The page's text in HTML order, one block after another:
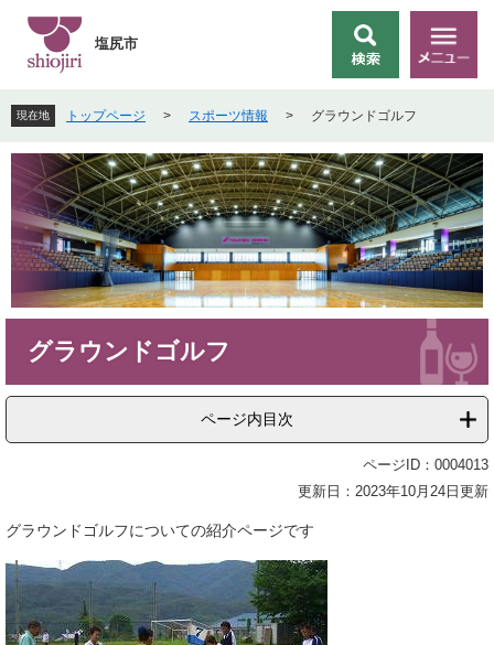
先
頭
で
を
飛
ば
本
文
へ
索
メ
ニ
ー
塩尻市
現在地 トップページ > スポーツ情報 > グラウンドゴルフ
グラウンドゴルフ
ページ内目次
ページID：0004013
更新日：2023年10月24日更新
グラウンドゴルフについての紹介ページです